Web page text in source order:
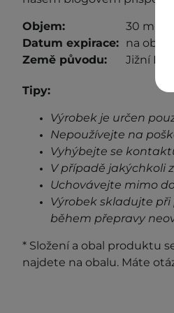
Objem:
30 ml
Datum expirace: na obalu
Země původu:
Jižní
Tipy:
Výrobek je určen
Nepoužívejte na
Vyhýbejte se
V případě jakýchkoli
Uchovávejte mimo
Výrobek skladujte
během přepravy
* Složení a obal produktu
najdete na obalu. Máte